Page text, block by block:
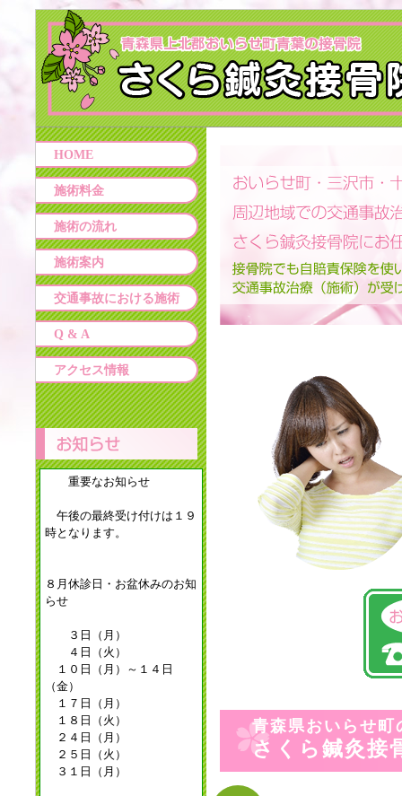
青森県おいらせ町
さくら鍼灸接
HOME
施術料金
施術の流れ
施術案内
交通事故における施術
Q & A
アクセス情報
重要なお知らせ
午後の最終受け付けは１９
時となります。
８月休診日・お盆休みのお知
らせ
３日（月）
４日（火）
１０日（月）～１４日
（金）
１７日（月）
１８日（火）
２４日（月）
２５日（火）
３１日（月）